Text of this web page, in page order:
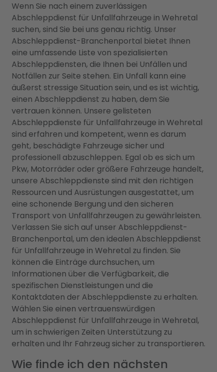
Wenn Sie nach einem zuverlässigen
Abschleppdienst für Unfallfahrzeuge in Wehretal
suchen, sind Sie bei uns genau richtig. Unser
Abschleppdienst-Branchenportal bietet Ihnen
eine umfassende Liste von spezialisierten
Abschleppdiensten, die Ihnen bei Unfällen und
Notfällen zur Seite stehen. Ein Unfall kann eine
äußerst stressige Situation sein, und es ist wichtig,
einen Abschleppdienst zu haben, dem Sie
vertrauen können. Unsere gelisteten
Abschleppdienste für Unfallfahrzeuge in Wehretal
sind erfahren und kompetent, wenn es darum
geht, beschädigte Fahrzeuge sicher und
professionell abzuschleppen. Egal ob es sich um
Pkw, Motorräder oder größere Fahrzeuge handelt,
unsere Abschleppdienste sind mit den richtigen
Ressourcen und Ausrüstungen ausgestattet, um
eine schonende Bergung und den sicheren
Transport von Unfallfahrzeugen zu gewährleisten.
Verlassen Sie sich auf unser Abschleppdienst-
Branchenportal, um den idealen Abschleppdienst
für Unfallfahrzeuge in Wehretal zu finden. Sie
können die Einträge durchsuchen, um
Informationen über die Verfügbarkeit, die
spezifischen Dienstleistungen und die
Kontaktdaten der Abschleppdienste zu erhalten.
Wählen Sie einen vertrauenswürdigen
Abschleppdienst für Unfallfahrzeuge in Wehretal,
um in schwierigen Zeiten Unterstützung zu
erhalten und Ihr Fahrzeug sicher zu transportieren.
Wie finde ich den nächsten